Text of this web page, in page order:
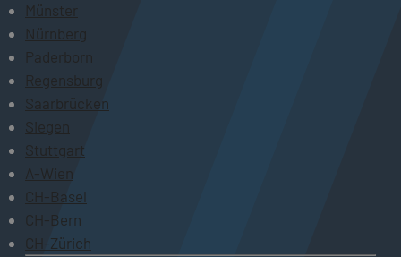
Münster
Nürnberg
Paderborn
Regensburg
Saarbrücken
Siegen
Stuttgart
A-Wien
CH-Basel
CH-Bern
CH-Zürich